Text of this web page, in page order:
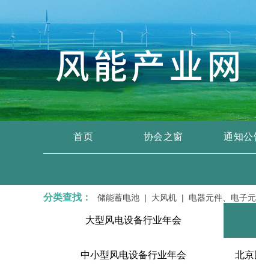
首页 协会之窗 通知公
分类查找：
齿轮箱及配件 | 储能蓄电池 | 大风机 | 电器元件、电子元件 |
大型风电设备行业年会
中小型风电设备行业年会 北京